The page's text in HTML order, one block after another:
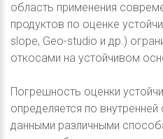
область применения
продуктов по оценке
slope, Geo-studio и др.)
откосами на устойчивом
Погрешность оценки
определяется по
данными различными